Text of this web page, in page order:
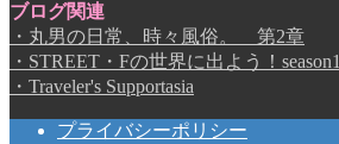
ブログ関連
・丸男の日常、時々風俗。 第2章
・STREET・Fの世界に出よう！season1
・Traveler's Supportasia
プライバシーポリシー